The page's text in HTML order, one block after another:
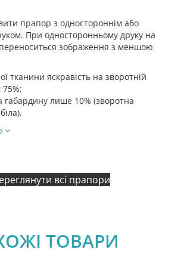
прапор з одностороннім або
При односторонньому друку на
зображення з меншою
тканини яскравість на зворотній
75%;
габардину лише 10% (зворотна
всі прапори
ТОВАРИ